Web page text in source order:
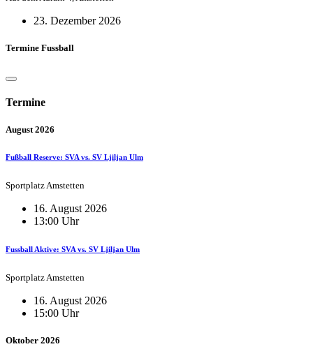
23. Dezember 2026
Termine Fussball
Termine
August 2026
Fußball Reserve: SVA vs. SV Ljiljan Ulm
Sportplatz Amstetten
16. August 2026
13:00 Uhr
Fussball Aktive: SVA vs. SV Ljiljan Ulm
Sportplatz Amstetten
16. August 2026
15:00 Uhr
Oktober 2026